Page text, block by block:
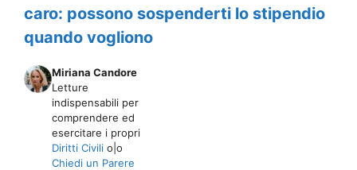
caro: possono sospenderti lo stipendio
quando vogliono
Miriana Candore
Letture
indispensabili per
comprendere ed
esercitare i propri
Diritti Civili o|o
Chiedi un Parere